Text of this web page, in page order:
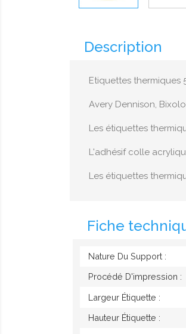
Description
Etiquettes thermiques
Avery Dennison,
Les étiquettes
L'adhésif colle
Les étiquettes
Fiche
Nature Du Support :
Procédé D'impression :
Largeur Étiquette :
Hauteur Étiquette :